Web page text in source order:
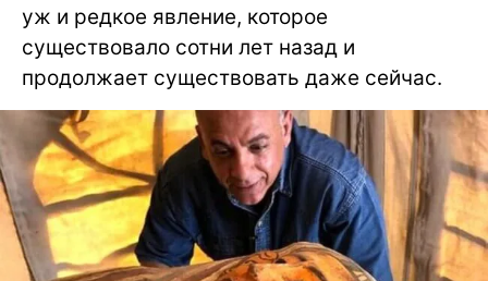
уж и редкое явление, которое
существовало сотни лет назад и
продолжает существовать даже сейчас.